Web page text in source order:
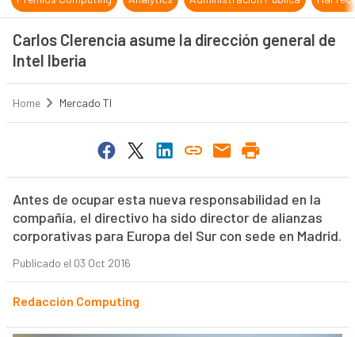
Carlos Clerencia asume la dirección general de
Intel Iberia
Home Mercado TI
Antes de ocupar esta nueva responsabilidad en la
compañía, el directivo ha sido director de alianzas
corporativas para Europa del Sur con sede en Madrid.
Publicado el 03 Oct 2016
Redacción Computing